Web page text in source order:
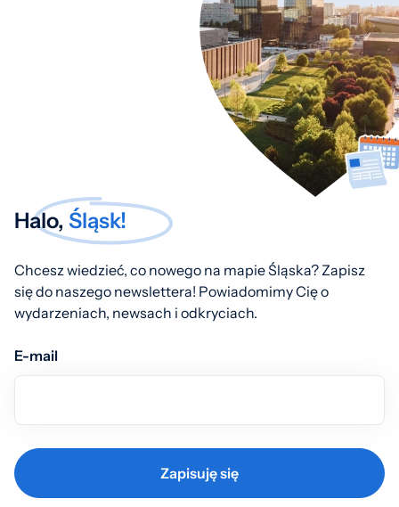
Halo, Śląsk!
Chcesz wiedzieć, co nowego na mapie Śląska? Zapisz
się do naszego newslettera! Powiadomimy Cię o
wydarzeniach, newsach i odkryciach.
E-mail
Zapisuję się